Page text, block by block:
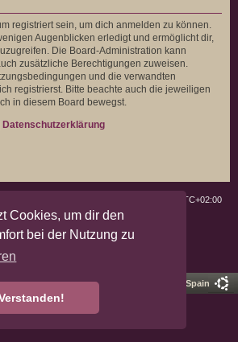
Cookies, um dir den
bei der Nutzung zu
registriert sein, um dich anmelden zu können.
Augenblicken erledigt und ermöglicht dir,
Die Board-Administration kann
zusätzliche Berechtigungen zuweisen.
und die verwandten
registrierst. Bitte beachte auch die jeweiligen
in diesem Board bewegst.
Datenschutzerklärung
UTC+02:00
phpBB ® Forum Software © phpBB Limited
phpBB.de
Ported 3.3 by phpBB Spain